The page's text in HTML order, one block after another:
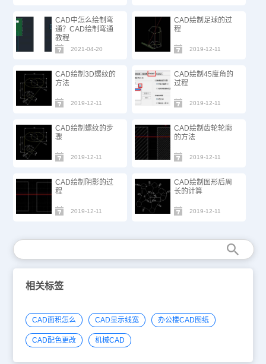
CAD中怎么绘制弯
通？CAD绘制弯通
教程
2021-04-20
CAD绘制足球的过
程
2019-12-11
CAD绘制3D螺纹的
方法
2019-12-11
CAD绘制45度角的
过程
2019-12-11
CAD绘制螺纹的步
骤
2019-12-11
CAD绘制齿轮轮廓
的方法
2019-12-11
CAD绘制阴影的过
程
2019-12-11
CAD绘制图形后周
长的计算
2019-12-11
相关标签
CAD面积怎么 CAD显示线宽 办公楼CAD图纸
CAD配色更改 机械CAD